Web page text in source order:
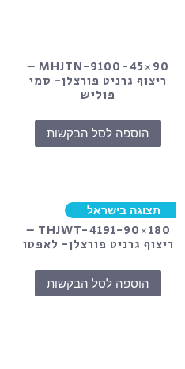
MHJTN-9100-45×90 –
ריצוף גרניט פורצלן- סמי
פוליש
הוספה לסל הבקשות
תצוגה בישראל
THJWT-4191-90×180 –
ריצוף גרניט פורצלן- לאפטו
הוספה לסל הבקשות